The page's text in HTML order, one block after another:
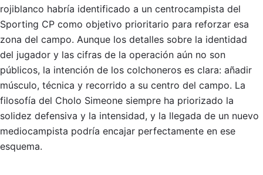
rojiblanco habría identificado a un centrocampista del
Sporting CP como objetivo prioritario para reforzar esa
zona del campo. Aunque los detalles sobre la identidad
del jugador y las cifras de la operación aún no son
públicos, la intención de los colchoneros es clara: añadir
músculo, técnica y recorrido a su centro del campo. La
filosofía del Cholo Simeone siempre ha priorizado la
solidez defensiva y la intensidad, y la llegada de un nuevo
mediocampista podría encajar perfectamente en ese
esquema.